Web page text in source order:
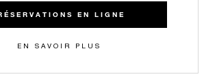
EN LIGNE
EN SAVOIR PLUS